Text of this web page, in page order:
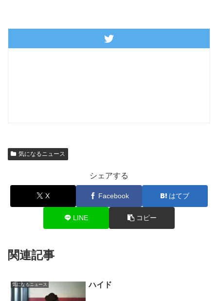
気になるニュース
シェアする
X Facebook はてブ
LINE コピー
関連記事
気になるニュース ハイド